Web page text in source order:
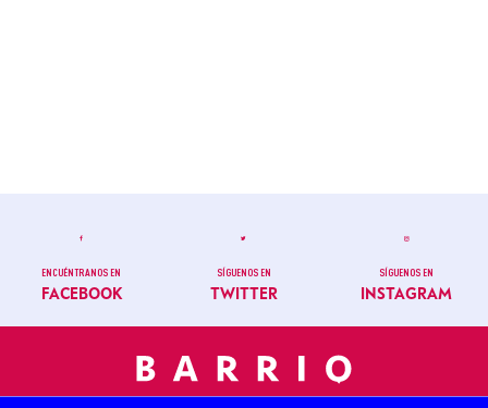
ENCUÉNTRANOS EN
FACEBOOK
SÍGUENOS EN
TWITTER
SÍGUENOS EN
INSTAGRAM